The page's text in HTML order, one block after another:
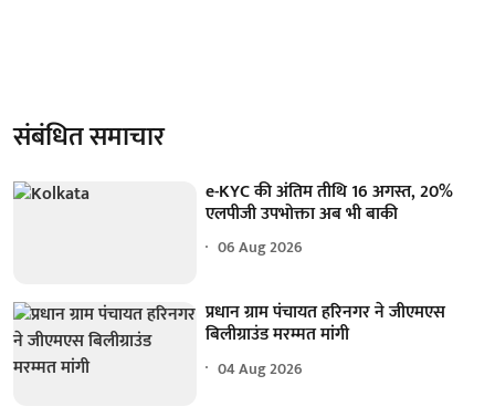
संबंधित समाचार
e-KYC की अंतिम तीथि 16 अगस्त, 20%
एलपीजी उपभोक्ता अब भी बाकी
06 Aug 2026
प्रधान ग्राम पंचायत हरिनगर ने जीएमएस
बिलीग्राउंड मरम्मत मांगी
04 Aug 2026